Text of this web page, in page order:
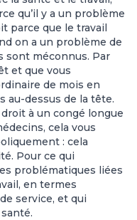
qu’il y a un problème
parce que le travail
on a un problème de
sont méconnus. Par
et que vous
de mois en
au-dessus de la tête.
à un congé longue
cela vous
: cela
Pour ce qui
problématiques liées
en termes
service, et qui